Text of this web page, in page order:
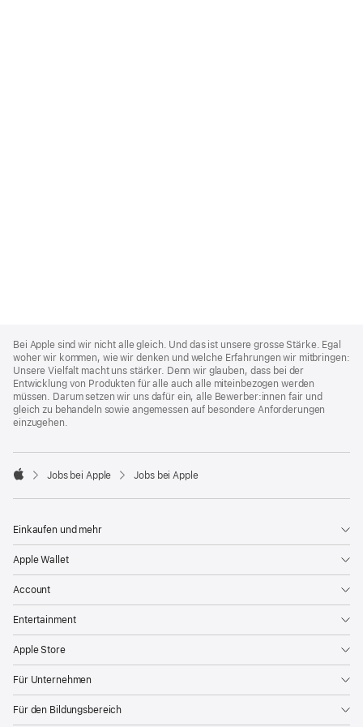
Footer
Bei Apple sind wir nicht alle gleich. Und das ist unsere grosse Stärke. Egal
woher wir kommen, wie wir denken und welche Erfahrungen wir mitbringen:
Unsere Vielfalt macht uns stärker. Denn wir glauben, dass bei der
Entwicklung von Produkten für alle auch alle miteinbezogen werden
müssen. Darum setzen wir uns dafür ein, alle Bewerber:innen fair und
gleich zu behandeln sowie angemessen auf besondere Anforderungen
einzugehen.

Jobs bei Apple Jobs bei Apple
Einkaufen und mehr
Apple Wallet
Account
Entertainment
Apple Store
Für Unternehmen
Für den Bildungsbereich